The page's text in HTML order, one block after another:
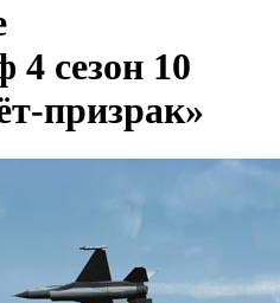
4 сезон 10
призрак»